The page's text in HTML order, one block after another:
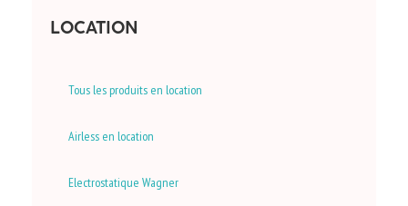
LOCATION
Tous les produits en location
Airless en location
Electrostatique Wagner